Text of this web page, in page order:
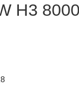
H3